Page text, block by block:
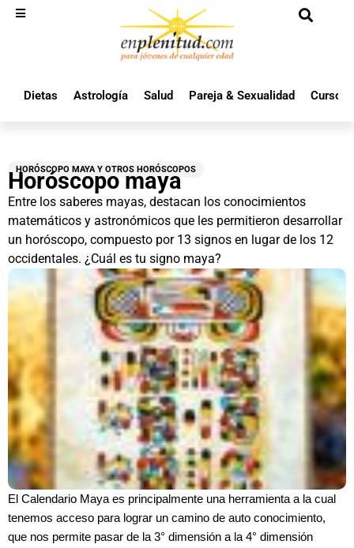
Dietas Astrología Salud Pareja & Sexualidad Cursos
HORÓSCOPO MAYA Y OTROS HORÓSCOPOS
Horóscopo maya
Entre los saberes mayas, destacan los conocimientos
matemáticos y astronómicos que les permitieron desarrollar
un horóscopo, compuesto por 13 signos en lugar de los 12
occidentales. ¿Cuál es tu signo maya?
El Calendario Maya es principalmente una herramienta a la cual
tenemos acceso para lograr un camino de auto conocimiento,
que nos permite pasar de la 3° dimensión a la 4° dimensión